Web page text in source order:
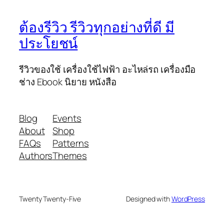
ต้องรีวิว รีวิวทุกอย่างที่ดี มี
ประโยชน์
รีวิวของใช้ เครื่องใช้ไฟฟ้า อะไหล่รถ เครื่องมือ
ช่าง Ebook นิยาย หนังสือ
Blog
About
FAQs
Authors
Events
Shop
Patterns
Themes
Twenty Twenty-Five Designed withWordPress